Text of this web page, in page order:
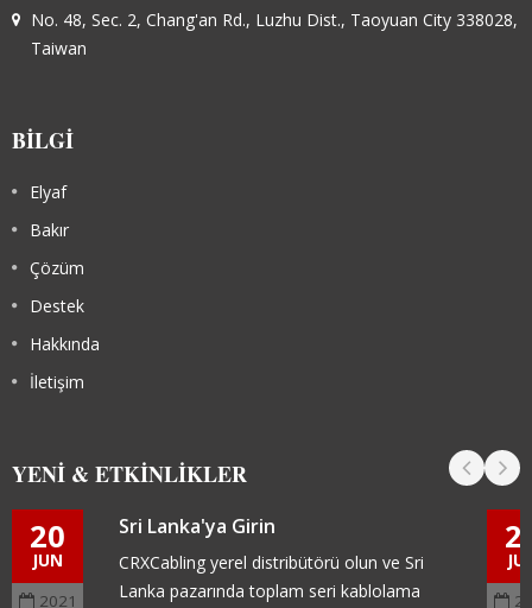
No. 48, Sec. 2, Chang'an Rd., Luzhu Dist., Taoyuan City 338028,
Taiwan
BILGI
Elyaf
Bakır
Çözüm
Destek
Hakkında
İletişim
YENI & ETKINLIKLER
20
JUN
2021
Sri Lanka'ya Girin
CRXCabling yerel distribütörü olun ve Sri
Lanka pazarında toplam seri kablolama